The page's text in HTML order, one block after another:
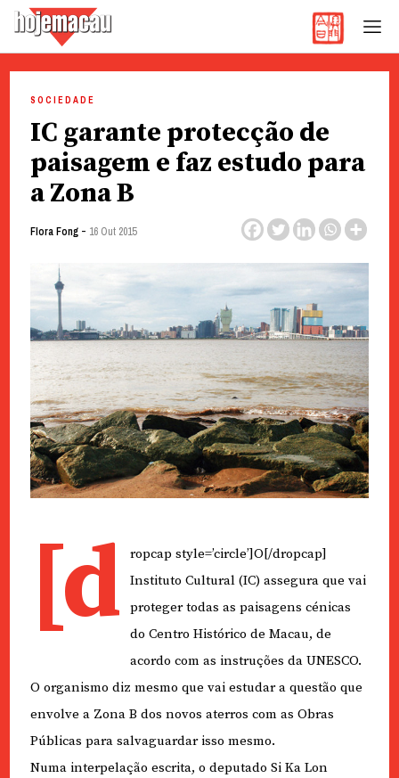
content
SOCIEDADE
IC garante protecção de
paisagem e faz estudo para
a Zona B
Flora Fong- 16 Out 2015
[d
ropcap style=’circle’]O[/dropcap]
Instituto Cultural (IC) assegura que vai
proteger todas as paisagens cénicas
do Centro Histórico de Macau, de
acordo com as instruções da UNESCO.
O organismo diz mesmo que vai estudar a questão que
envolve a Zona B dos novos aterros com as Obras
Públicas para salvaguardar isso mesmo.
Numa interpelação escrita, o deputado Si Ka Lon